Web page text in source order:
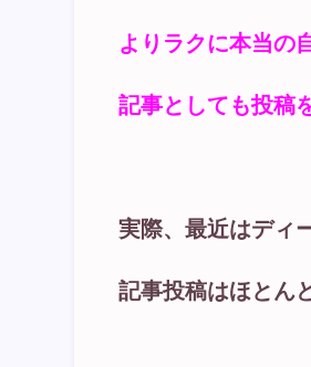
よりラクに本当の
記事としても投稿
実際、最近はディ
記事投稿はほとん